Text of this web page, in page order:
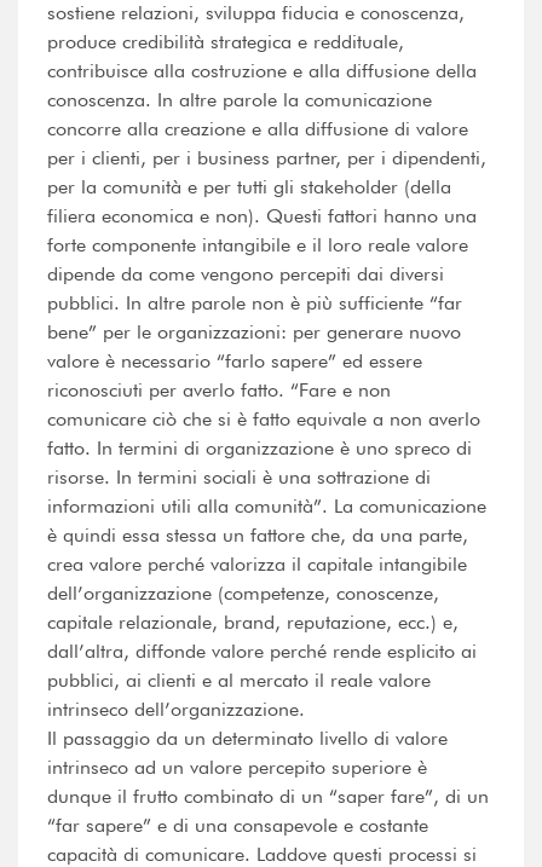
sostiene relazioni, sviluppa fiducia e conoscenza,
produce credibilità strategica e reddituale,
contribuisce alla costruzione e alla diffusione della
conoscenza. In altre parole la comunicazione
concorre alla creazione e alla diffusione di valore
per i clienti, per i business partner, per i dipendenti,
per la comunità e per tutti gli stakeholder (della
filiera economica e non). Questi fattori hanno una
forte componente intangibile e il loro reale valore
dipende da come vengono percepiti dai diversi
pubblici. In altre parole non è più sufficiente “far
bene” per le organizzazioni: per generare nuovo
valore è necessario “farlo sapere” ed essere
riconosciuti per averlo fatto. “Fare e non
comunicare ciò che si è fatto equivale a non averlo
fatto. In termini di organizzazione è uno spreco di
risorse. In termini sociali è una sottrazione di
informazioni utili alla comunità”. La comunicazione
è quindi essa stessa un fattore che, da una parte,
crea valore perché valorizza il capitale intangibile
dell’organizzazione (competenze, conoscenze,
capitale relazionale, brand, reputazione, ecc.) e,
dall’altra, diffonde valore perché rende esplicito ai
pubblici, ai clienti e al mercato il reale valore
intrinseco dell’organizzazione.
Il passaggio da un determinato livello di valore
intrinseco ad un valore percepito superiore è
dunque il frutto combinato di un “saper fare”, di un
“far sapere” e di una consapevole e costante
capacità di comunicare. Laddove questi processi si